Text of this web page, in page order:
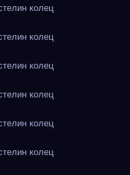
колец
колец
колец
колец
колец
колец